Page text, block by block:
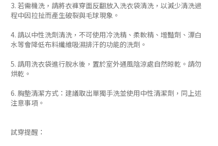
3. 若需機洗，請將衣褲穿面反翻放入洗衣袋清洗，以減少清洗過
程中因拉扯而產生破裂與毛球現象。
4. 請以中性洗劑清洗，不可使用冷洗精、柔軟精、增豔劑、漂白
水等會降低布料纖維吸濕排汗的功能的洗劑。
5. 請用洗衣袋進行脫水後，置於室外通風陰涼處自然晾乾。請勿
烘乾。
6. 胸墊清潔方式：建議取出單獨手洗並使用中性清潔劑，同上述
注意事項。
試穿提醒：